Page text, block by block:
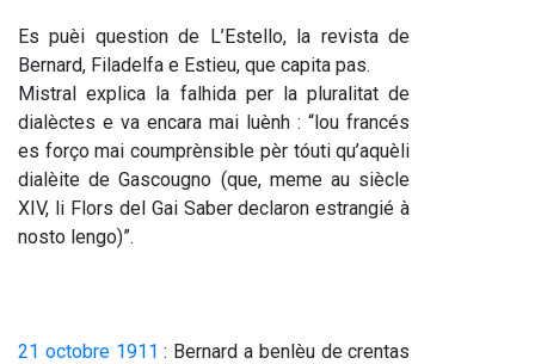
Es puèi question de L’Estello, la revista de
Bernard, Filadelfa e Estieu, que capita pas.
Mistral explica la falhida per la pluralitat de
dialèctes e va encara mai luènh : “lou francés
es forço mai coumprènsible pèr tóuti qu’aquèli
dialèite de Gascougno (que, meme au siècle
XIV, li Flors del Gai Saber declaron estrangié à
nosto lengo)”.
21 octobre 1911 : Bernard a benlèu de crentas